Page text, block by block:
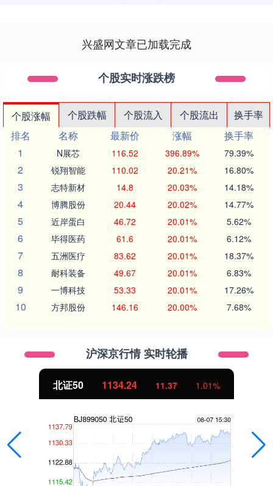
兴盛网文章已加载完成
个股实时涨跌榜
个股涨幅 个股跌幅 个股流入 个股流出
换手率
排名
名称 最新价 涨幅
换手率
1
N展芯 116.52 396.89% 79.39%
2 锐翔智能 110.02 20.21% 16.80%
3 志特新材 14.8 20.03% 14.18%
4 博腾股份 20.44 20.02% 14.77%
5 近岸蛋白 46.72 20.01% 5.62%
6 毕得医药 61.6 20.01% 6.12%
7 五洲医疗 83.62 20.01% 18.37%
8 耐科装备 49.67 20.01% 6.83%
9 一博科技 53.33 20.01% 17.26%
10 方邦股份 146.16 20.00% 7.68%
沪深京行情 实时轮播
北证50 1134.24 11.37 1.01%